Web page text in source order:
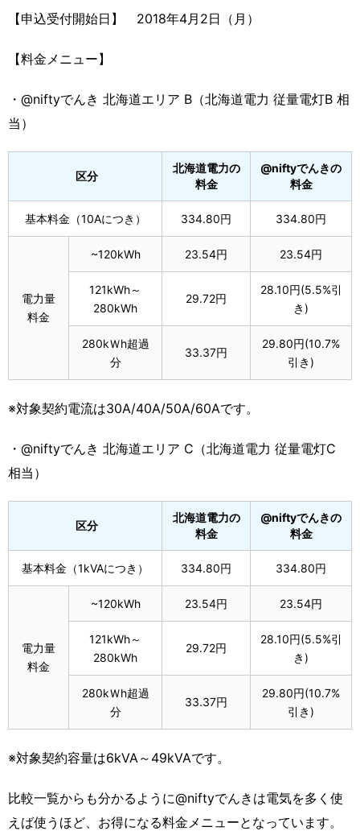
【申込受付開始日】 2018年4月2日（月）
【料金メニュー】
・@niftyでんき 北海道エリア B （北海道電力 従量電灯B 相
当）
区分
北海道電力の
料金
@niftyでんきの
料金
基本料金（10Aにつき） 334.80円 334.80円
電力量
料金
~120kWh 23.54円 23.54円
121kWh～
280kWh
29.72円
28.10円(5.5%引
き)
280kＷh超過
分
33.37円
29.80円(10.7%
引き)
※対象契約電流は30A/40A/50A/60Aです。
・@niftyでんき 北海道エリア C （北海道電力 従量電灯C
相当）
区分
北海道電力の
料金
@niftyでんきの
料金
基本料金（1kVAにつき） 334.80円 334.80円
電力量
料金
~120kWh 23.54円 23.54円
121kWh～
280kWh
29.72円
28.10円(5.5%引
き)
280kＷh超過
分
33.37円
29.80円(10.7%
引き)
※対象契約容量は6kVA～49kVAです。
比較一覧からも分かるように@niftyでんきは電気を多く使
えば使うほど、お得になる料金メニューとなっています。